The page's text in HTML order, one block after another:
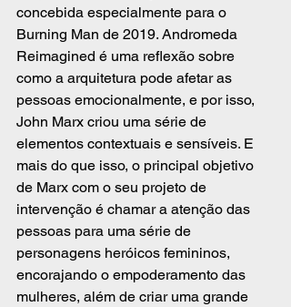
concebida especialmente para o
Burning Man de 2019. Andromeda
Reimagined é uma reflexão sobre
como a arquitetura pode afetar as
pessoas emocionalmente, e por isso,
John Marx criou uma série de
elementos contextuais e sensíveis. E
mais do que isso, o principal objetivo
de Marx com o seu projeto de
intervenção é chamar a atenção das
pessoas para uma série de
personagens heróicos femininos,
encorajando o empoderamento das
mulheres, além de criar uma grande